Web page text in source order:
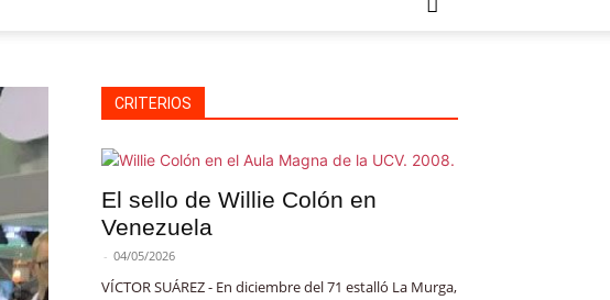
CRITERIOS
El sello de Willie Colón en
Venezuela
- 04/05/2026
VÍCTOR SUÁREZ - En diciembre del 71 estalló La Murga,